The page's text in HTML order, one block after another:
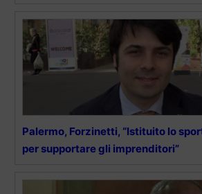
Palermo, Forzinetti, “Istituito lo
per supportare gli imprenditori”